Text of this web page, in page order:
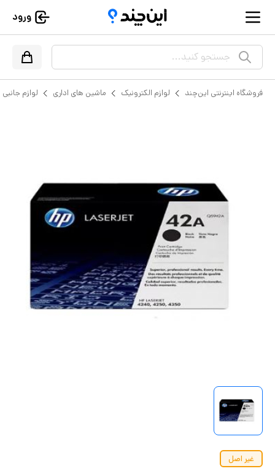
ورود
جستجو کنید...
فروشگاه اینترنتی این‌چند لوازم الکترونیک ماشین های اداری لوازم جانبی
غیر اصل